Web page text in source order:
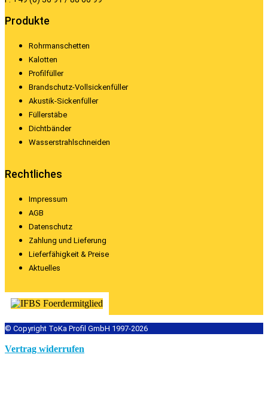
Produkte
Rohrmanschetten
Kalotten
Profilfüller
Brandschutz-Vollsickenfüller
Akustik-Sickenfüller
Füllerstäbe
Dichtbänder
Wasserstrahlschneiden
Rechtliches
Impressum
AGB
Datenschutz
Zahlung und Lieferung
Lieferfähigkeit & Preise
Aktuelles
© Copyright ToKa Profil GmbH 1997-2026
Vertrag widerrufen